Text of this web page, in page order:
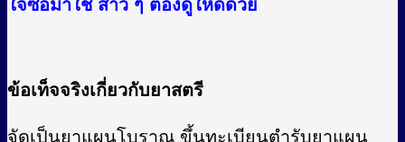
ใจซื้อมาใช้ สาว ๆ ต้องดูให้ดีด้วย
ข้อเท็จจริงเกี่ยวกับยาสตรี
จัดเป็นยาแผนโบราณ ขึ้นทะเบียนตำรับยาแผน